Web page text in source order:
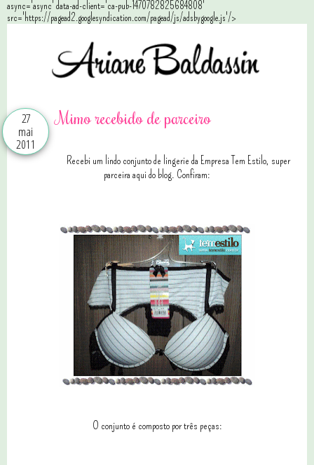
async='async' data-ad-client='ca-pub-1470782825684808'
src='https://pagead2.googlesyndication.com/pagead/js/adsbygoogle.js'/>
27
mai
2011
Mimo recebido de parceiro
Recebi um lindo conjunto de lingerie da Empresa Tem Estilo, super
parceira aqui do blog. Confiram:
O conjunto é composto por três peças: